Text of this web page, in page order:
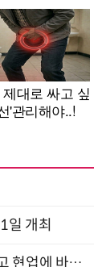
개최
단 하루, 이론과 실습으로 하네스를 익히고 현업에 바로 쓰는 핸즈온 워크숍 (8/20)